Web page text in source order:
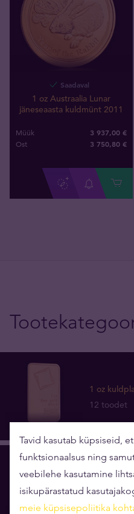
Saadaval
1 oz Austraalia Lunar
jäneseaasta kuldmünt 2011
Müük 3 937,00 €
Ost 3 750,80 €
1 oz
12 toodet
74 toodet
Tavid kasutab küpsiseid,
funktsionaalsus ning
veebilehe kasutamine
isikupärastatud
meie küpsisepoliitika